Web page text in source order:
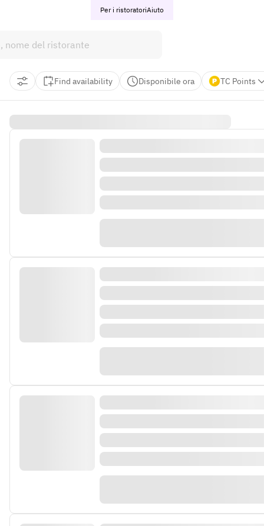
Per i ristoratoriAiuto
Find availability Disponibile ora TC Points